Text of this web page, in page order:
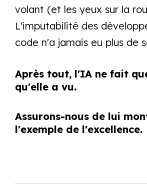
volant (et les yeux sur la
L'imputabilité des
code n'a jamais eu plus de
Après tout, l'IA ne fait
qu'elle a vu.
Assurons-nous de lui
l'exemple de l'excellence.